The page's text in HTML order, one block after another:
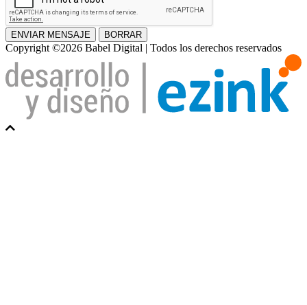
ENVIAR MENSAJE BORRAR
Copyright ©2026 Babel Digital | Todos los derechos reservados